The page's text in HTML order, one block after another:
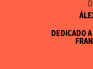
DEDICADO